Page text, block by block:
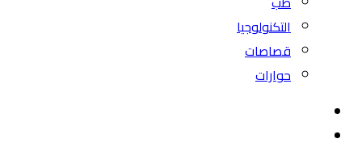
التكنولوجيا
قصاصات
حوارات